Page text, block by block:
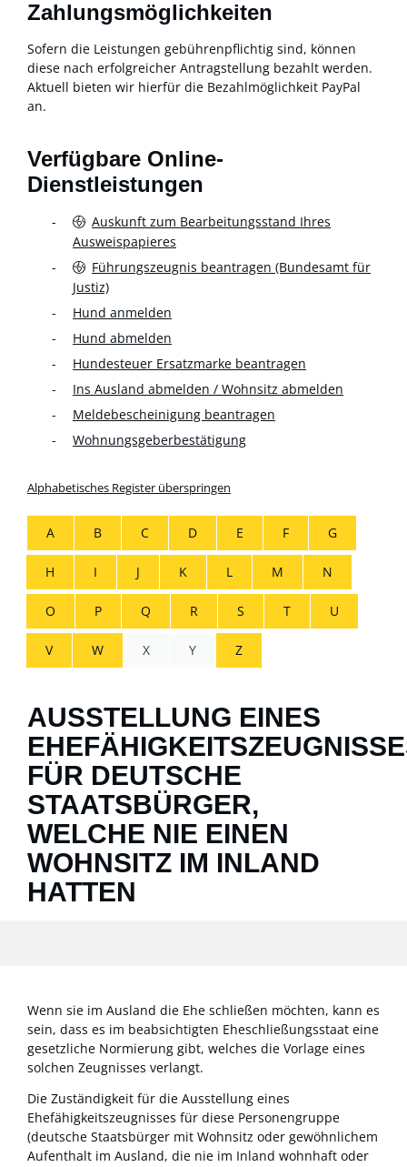
Zahlungsmöglichkeiten
Sofern die Leistungen gebührenpflichtig sind, können
diese nach erfolgreicher Antragstellung bezahlt werden.
Aktuell bieten wir hierfür die Bezahlmöglichkeit PayPal
an.
Verfügbare Online-
Dienstleistungen
Auskunft zum Bearbeitungsstand Ihres
Ausweispapieres
Führungszeugnis beantragen (Bundesamt für
Justiz)
Hund anmelden
Hund abmelden
Hundesteuer Ersatzmarke beantragen
Ins Ausland abmelden / Wohnsitz abmelden
Meldebescheinigung beantragen
Wohnungsgeberbestätigung
Alphabetisches Register überspringen
A B C D E F G
H I J K L M N
O P Q R S T U
V W X Y Z
AUSSTELLUNG EINES
FÜR DEUTSCHE
STAATSBÜRGER,
WELCHE NIE EINEN
WOHNSITZ IM INLAND
HATTEN
Wenn sie im Ausland die Ehe schließen möchten, kann es
sein, dass es im beabsichtigten Eheschließungsstaat eine
gesetzliche Normierung gibt, welches die Vorlage eines
solchen Zeugnisses verlangt.
Die Zuständigkeit für die Ausstellung eines
Ehefähigkeitszeugnisses für diese Personengruppe
(deutsche Staatsbürger mit Wohnsitz oder gewöhnlichem
Aufenthalt im Ausland, die nie im Inland wohnhaft oder